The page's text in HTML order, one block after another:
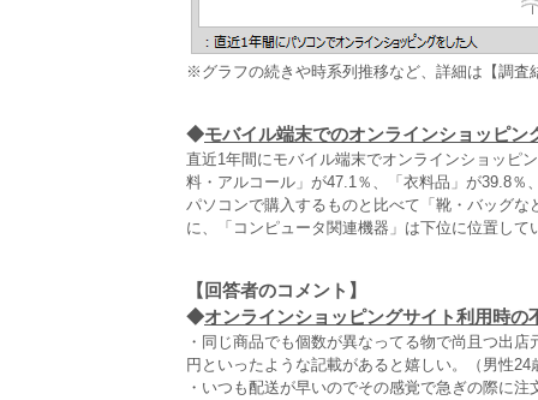
※グラフの続きや時系列推移など、詳細は【調査
◆モバイル端末でのオンラインショッピン
直近1年間にモバイル端末でオンラインショッピ
料・アルコール」が47.1％、「衣料品」が39.8％
パソコンで購入するものと比べて「靴・バッグ
に、「コンピュータ関連機器」は下位に位置して
【回答者のコメント】
◆オンラインショッピングサイト利用時の
・同じ商品でも個数が異なってる物で尚且つ出
円といったような記載があると嬉しい。（男性24
・いつも配送が早いのでその感覚で急ぎの際に